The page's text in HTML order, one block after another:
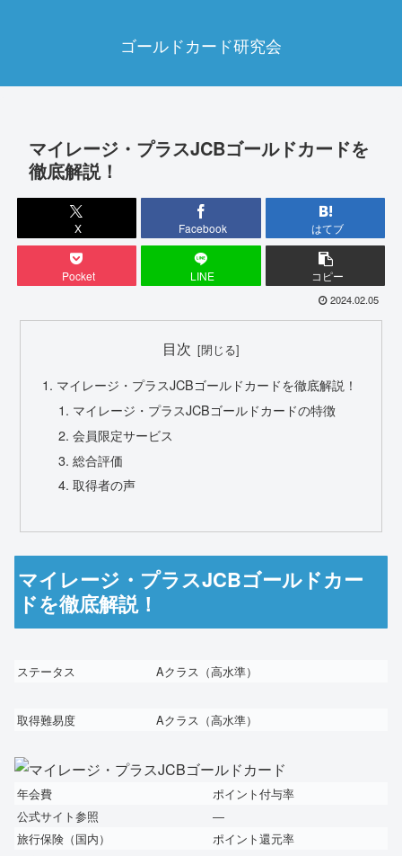
ゴールドカード研究会
マイレージ・プラスJCBゴールドカードを
徹底解説！
X Facebook はてブ
Pocket LINE コピー
2024.02.05
目次
マイレージ・プラスJCBゴールドカードを徹底解説！
マイレージ・プラスJCBゴールドカードの特徴
会員限定サービス
総合評価
取得者の声
マイレージ・プラスJCBゴールドカー
ドを徹底解説！
ステータス Aクラス（高水準）
取得難易度 Aクラス（高水準）
年会費
ポイント付与率
公式サイト参照
―
旅行保険（国内）
ポイント還元率